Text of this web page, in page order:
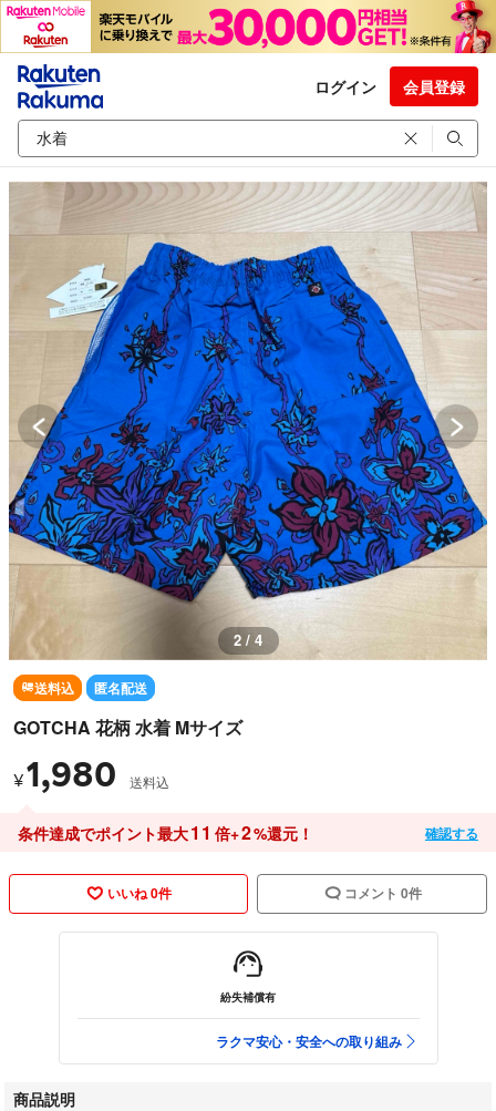
ログイン 会員登録
3 / 4
送料込 匿名配送
GOTCHA 花柄 水着 Mサイズ
¥1,980 送料込
条件達成でポイント最大11 倍+2%還元！ 確認する
いいね 0件 コメント 0件
紛失補償有
ラクマ安心・安全への取り組み
商品説明